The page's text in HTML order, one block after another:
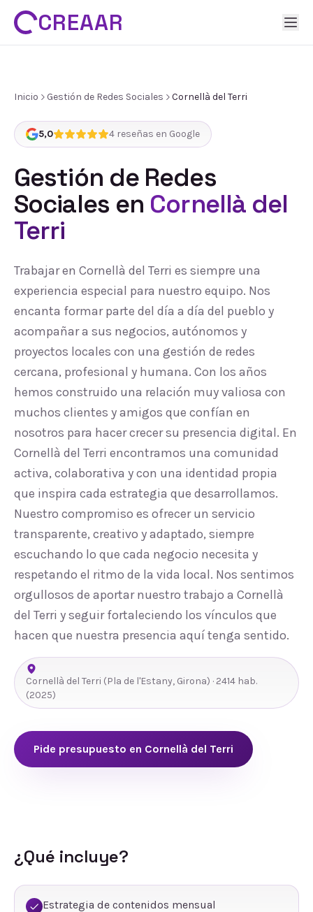
CREAAR
Inicio Gestión de Redes Sociales Cornellà del Terri
5,0 4 reseñas en Google
Gestión de Redes
Sociales en Cornellà del
Terri
Trabajar en Cornellà del Terri es siempre una
experiencia especial para nuestro equipo. Nos
encanta formar parte del día a día del pueblo y
acompañar a sus negocios, autónomos y
proyectos locales con una gestión de redes
cercana, profesional y humana. Con los años
hemos construido una relación muy valiosa con
muchos clientes y amigos que confían en
nosotros para hacer crecer su presencia digital. En
Cornellà del Terri encontramos una comunidad
activa, colaborativa y con una identidad propia
que inspira cada estrategia que desarrollamos.
Nuestro compromiso es ofrecer un servicio
transparente, creativo y adaptado, siempre
escuchando lo que cada negocio necesita y
respetando el ritmo de la vida local. Nos sentimos
orgullosos de aportar nuestro trabajo a Cornellà
del Terri y seguir fortaleciendo los vínculos que
hacen que nuestra presencia aquí tenga sentido.
Cornellà del Terri (Pla de l'Estany, Girona) · 2414 hab.
(2025)
Pide presupuesto en Cornellà del Terri
¿Qué incluye?
Estrategia de contenidos mensual